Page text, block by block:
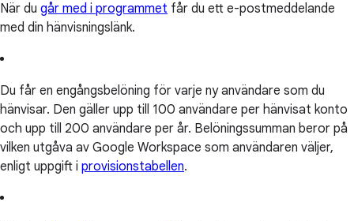
När du går med i programmet får du ett e-postmeddelande
med din hänvisningslänk.
Du får en engångsbelöning för varje ny användare som du
hänvisar. Den gäller upp till 100 användare per hänvisat konto
och upp till 200 användare per år. Belöningssumman beror på
vilken utgåva av Google Workspace som användaren väljer,
enligt uppgift i provisionstabellen.